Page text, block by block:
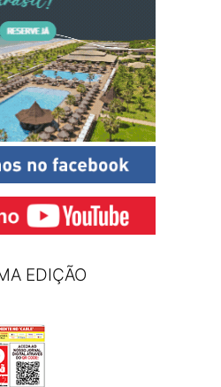
EDIÇÃO